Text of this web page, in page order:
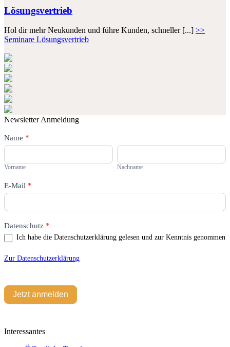
Lösungsvertrieb
Hol dir mehr Neukunden und führe Kunden, schneller [...] >>
Seminare Lösungsvertrieb
Newsletter Anmeldung
Newsletter
Name *
Vorname
Vorname
Nachname
Nachname
E-Mail *
Datenschutz *
Ich habe die Datenschutzerklärung gelesen und zur Kenntnis genommen
Zur Datenschutzerklärung
Jetzt anmelden
Falls
Du
bist,
dieses
Feld
Interessantes